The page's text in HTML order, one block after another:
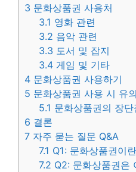
3 문화상품권 사용처
3.1 영화 관련
3.2 음악 관련
3.3 도서 및 잡지
3.4 게임 및 기타
4 문화상품권 사용하기
5 문화상품권 사용 시 유
5.1 문화상품권의 장단
6 결론
7 자주 묻는 질문 Q&A
7.1 Q1: 문화상품권이
7.2 Q2: 문화상품권은